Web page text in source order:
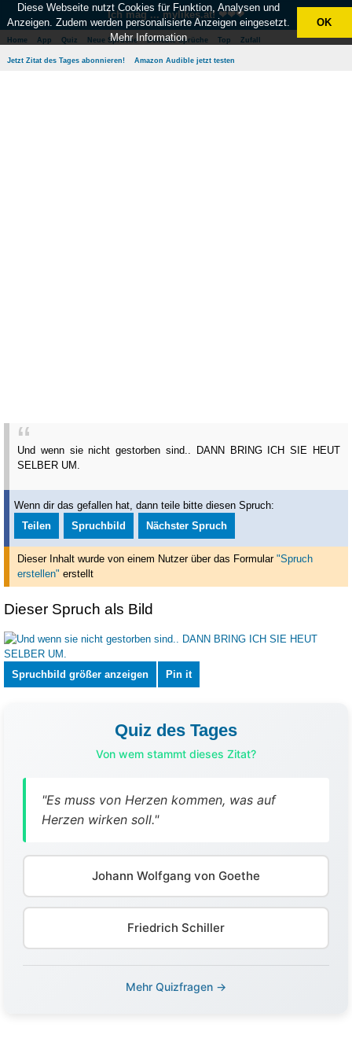
Ich mag ... mylikes.at! ❤❤❤
Home App Quiz Neue Sprüche Beliebte Sprüche Top Zufall
Jetzt Zitat des Tages abonnieren! Amazon Audible jetzt testen
Und wenn sie nicht gestorben sind.. DANN BRING ICH SIE HEUT
SELBER UM.
Wenn dir das gefallen hat, dann teile bitte diesen Spruch:
Teilen
Spruchbild Nächster Spruch
Dieser Inhalt wurde von einem Nutzer über das Formular "Spruch
erstellen" erstellt
Dieser Spruch als Bild
Spruchbild größer anzeigen Pin it
Quiz des Tages
Von wem stammt dieses Zitat?
"Es muss von Herzen kommen, was auf
Herzen wirken soll."
Johann Wolfgang von Goethe
Friedrich Schiller
Mehr Quizfragen →
Diese Webseite nutzt Cookies für Funktion, Analysen und
Anzeigen. Zudem werden personalisierte Anzeigen eingesetzt.
Mehr Information
OK